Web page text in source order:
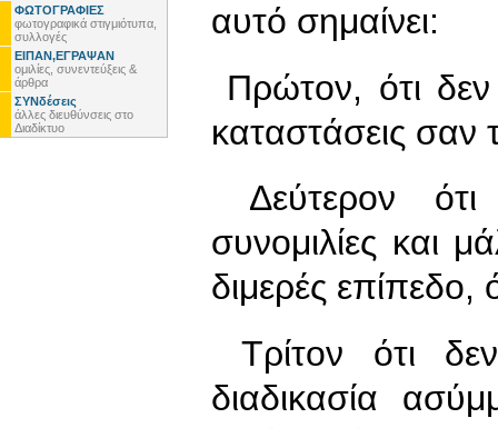
ΦΩΤΟΓΡΑΦΙΕΣ
φωτογραφικά στιγμιότυπα,
συλλογές
ΕΙΠΑΝ,ΕΓΡΑΨΑΝ
ομιλίες, συνεντεύξεις &
άρθρα
ΣΥΝδέσεις
άλλες διευθύνσεις στο
Διαδίκτυο
αυτό σημαίνει:
Πρώτον, ότι
καταστάσεις σαν
Δεύτερον
συνομιλίες και
διμερές
Τρίτον ότι
διαδικασία